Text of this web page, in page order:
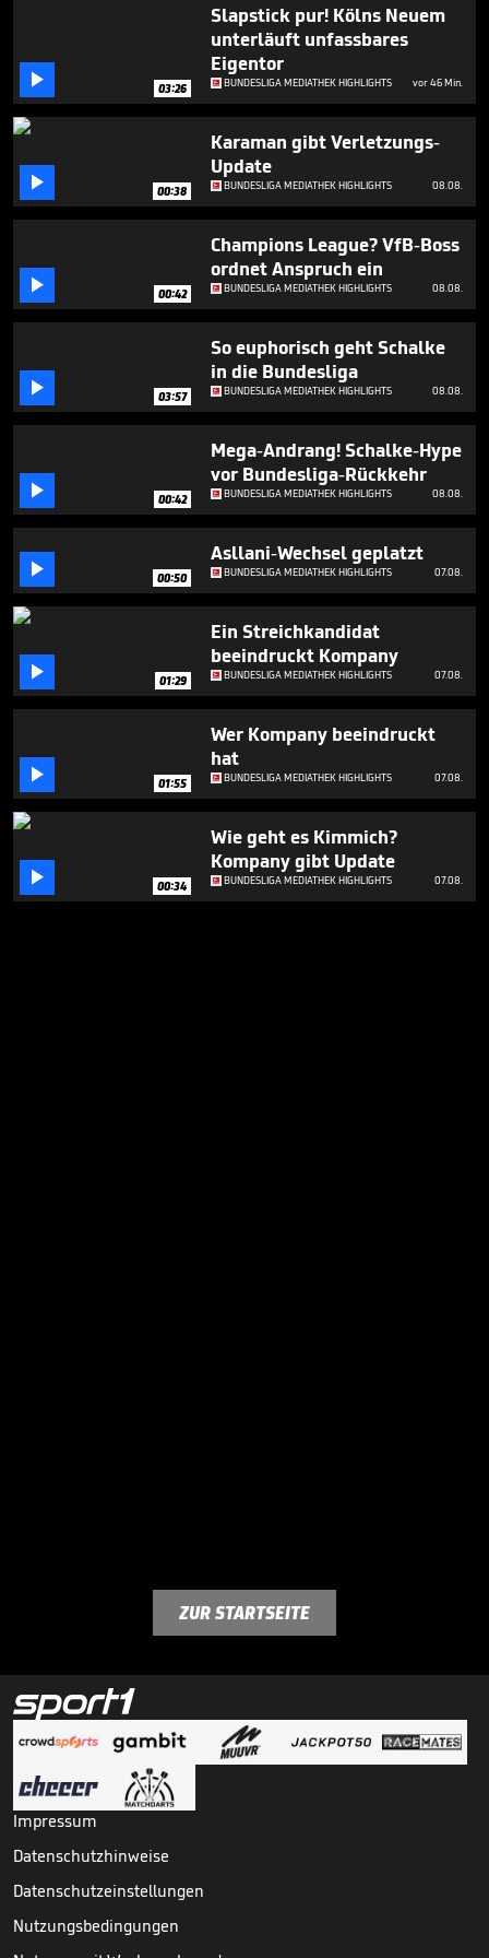
seconds
 03:26
Slapstick pur! Kölns Neuem
unterläuft unfassbares
Eigentor
BUNDESLIGA MEDIATHEK HIGHLIGHTS vor 46 Min.
 00:38
Karaman gibt Verletzungs-
Update
BUNDESLIGA MEDIATHEK HIGHLIGHTS 08.08.
 00:42
Champions League? VfB-Boss
ordnet Anspruch ein
BUNDESLIGA MEDIATHEK HIGHLIGHTS 08.08.
 03:57
So euphorisch geht Schalke
in die Bundesliga
BUNDESLIGA MEDIATHEK HIGHLIGHTS 08.08.
 00:42
Mega-Andrang! Schalke-Hype
vor Bundesliga-Rückkehr
BUNDESLIGA MEDIATHEK HIGHLIGHTS 08.08.
 00:50
Asllani-Wechsel geplatzt
BUNDESLIGA MEDIATHEK HIGHLIGHTS 07.08.
 01:29
Ein Streichkandidat
beeindruckt Kompany
BUNDESLIGA MEDIATHEK HIGHLIGHTS 07.08.
 01:55
Wer Kompany beeindruckt
hat
BUNDESLIGA MEDIATHEK HIGHLIGHTS 07.08.
 00:34
Wie geht es Kimmich?
Kompany gibt Update
BUNDESLIGA MEDIATHEK HIGHLIGHTS 07.08.
ZUR STARTSEITE
Impressum
Datenschutzhinweise
Datenschutzeinstellungen
Nutzungsbedingungen